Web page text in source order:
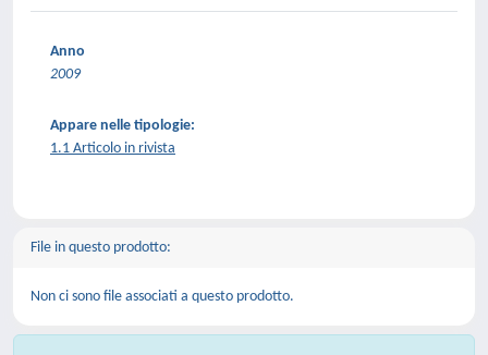
Anno
2009
Appare nelle tipologie:
1.1 Articolo in rivista
File in questo prodotto:
Non ci sono file associati a questo prodotto.